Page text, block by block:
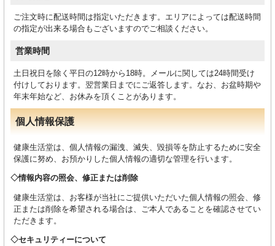
ご注文時に配送時間は指定いただきます。エリアによっては配送時間
の指定が出来る場合もございますのでご相談ください。
営業時間
土日祝日を除く平日の12時から18時。メールに関しては24時間受け
付けしております。翌営業日までにご返答します。なお、お盆時期や
年末年始など、お休みを頂くことがあります。
個人情報保護
健康生活堂は、個人情報の漏洩、滅失、毀損等を防止するために安全
保護に努め、お預かりした個人情報の適切な管理を行います。
情報内容の照会、修正または削除
健康生活堂は、お客様が当社にご提供いただいた個人情報の照会、修
正または削除を希望される場合は、ご本人であることを確認させてい
ただきます。
セキュリティーについて